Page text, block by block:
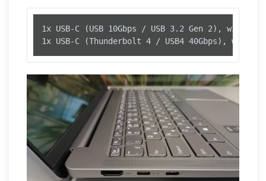
1x USB-C (USB 10Gbps / USB 3.2 Gen 2), with
1x USB-C (Thunderbolt 4 / USB4 40Gbps), with